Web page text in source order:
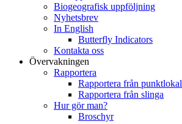
Biogeografisk uppföljning
Nyhetsbrev
In English
Butterfly Indicators
Kontakta oss
Övervakningen
Rapportera
Rapportera från punktlokal
Rapportera från slinga
Hur gör man?
Broschyr